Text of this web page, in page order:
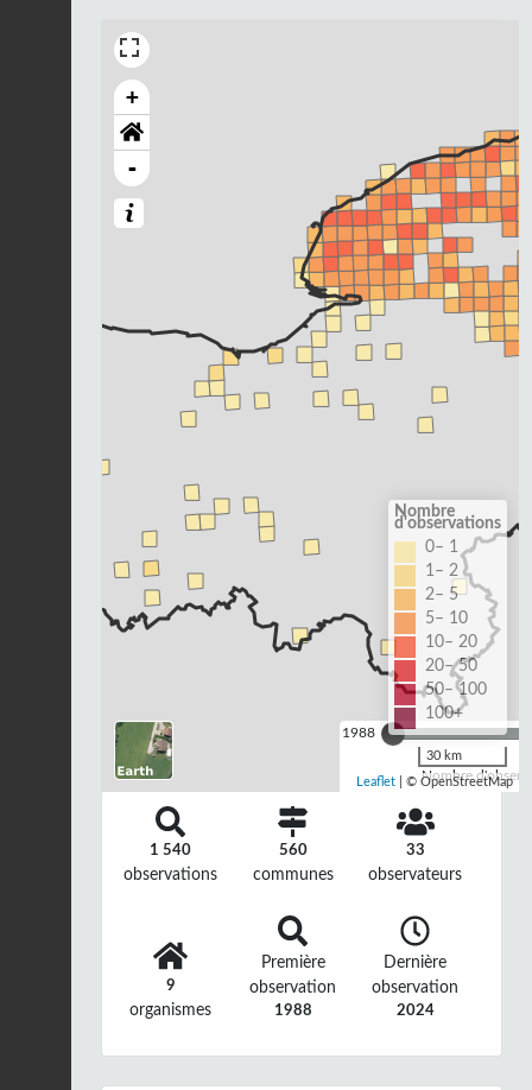
+
-
1988
Nombre
Nombre
d'observations
0– 1
1– 2
2– 5
5– 10
10– 20
20– 50
50– 100
100+
30 km
Leaflet | © OpenStreetMap
1 540
observations
560
communes
33
observateurs
9
organismes
Première
observation
1988
Dernière
observation
2024